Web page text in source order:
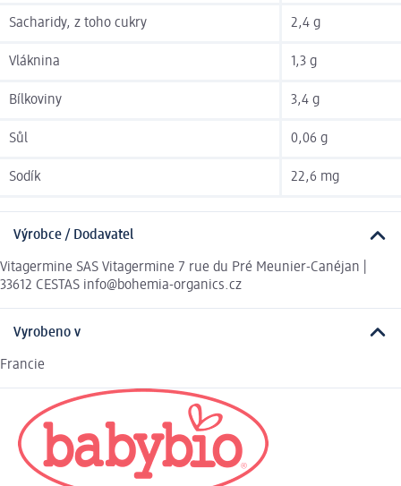
Sacharidy, z toho cukry 2,4 g
Vláknina 1,3 g
Bílkoviny 3,4 g
Sůl 0,06 g
Sodík 22,6 mg
Výrobce / Dodavatel
Vitagermine SAS Vitagermine 7 rue du Pré Meunier-Canéjan |
33612 CESTAS info@bohemia-organics.cz
Vyrobeno v
Francie